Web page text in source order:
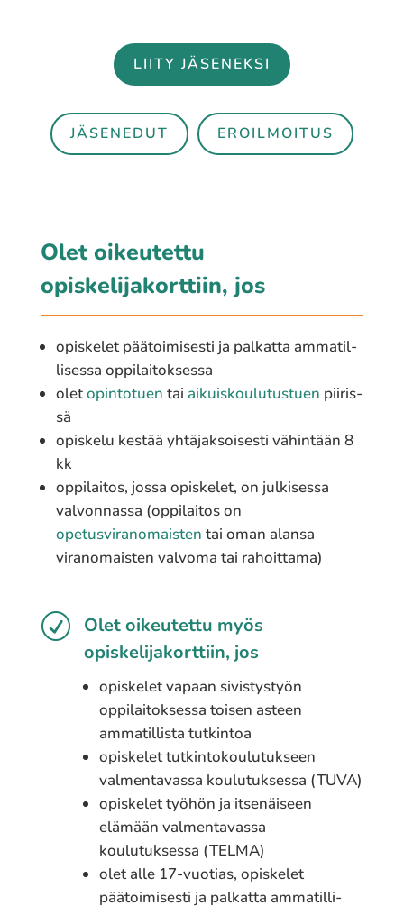
LIITY JÄSENEKSI
JÄSENEDUT EROILMOITUS
Olet oikeutettu
opiskelijakorttiin, jos
opis­ke­let päätoi­mi­ses­ti ja palkat­ta amma­til­
li­ses­sa oppi­lai­tok­ses­sa
oletopin­to­tuen tai aikuis­kou­lu­tus­tuen piiris­
sä
opis­ke­lu kestää yhtä­jak­soi­ses­ti vähin­tään 8
kk
oppi­lai­tos, jossa opis­ke­let, on julki­ses­sa
valvon­nas­sa (oppilaitos on
opetusviranomaisten tai oman alansa
viranomaisten valvoma tai rahoittama)
R Olet oikeutettu myös
opiskelijakorttiin, jos
opiskelet vapaan sivistystyön
oppilaitoksessa toisen asteen
ammatillista tutkintoa
opis­ke­let tutkintokoulutukseen
valmentavassa koulutuksessa (TUVA)
opiskelet työhön ja itsenäiseen
elämään valmentavassa
koulutuksessa (TELMA)
olet alle 17-vuotias, opiskelet
päätoimisesti ja palkat­ta amma­til­li­